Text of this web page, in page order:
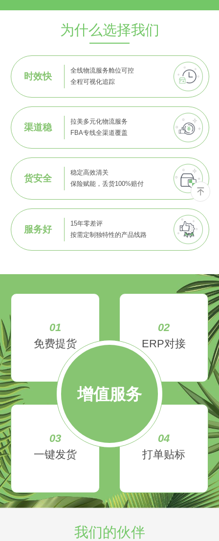
为什么选择我们
时效快
全线物流服务舱位可控
全程可视化追踪
渠道稳
拉美多元化物流服务
FBA专线全渠道覆盖
货安全
稳定高效清关
保险赋能，丢货100%赔付
服务好
15年零差评
按需定制独特性的产品线路
增值服务
01
免费提货
02
ERP对接
03
一键发货
04
打单贴标
我们的伙伴